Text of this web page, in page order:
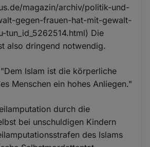
magazin/archiv/politik-und-
gegen-frauen-hat-mit-gewalt-
tun_id_5262514.html) Die
also dringend notwendig.
Islam ist die körperliche
Menschen ein hohes Anliegen."
durch die
bei unschuldigen Kindern
des Islams